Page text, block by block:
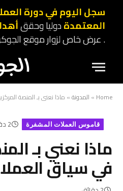
سجل اليوم في دورة
المعتمدةدوليا وحقق
. عرض خاص لزوار موقع
Home
» المدونة» ماذا نعني بـ المنصة
قاموس العملات المشفرة 2 دقائق
ماذا نعني بـ
في سياق